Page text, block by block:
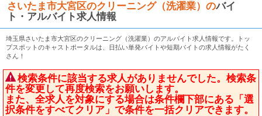
さいたま市大宮区のクリーニング（洗濯業）のバイ
ト・アルバイト求人情報
埼玉県さいたま市大宮区のクリーニング（洗濯業）のアルバイト求人情報です。トッ
プスポットのキャストポータルは、日払い単発バイトや短期バイトの求人情報がたく
さん！
検索条件に該当する求人がありませんでした。検索条
件を変更して再度検索をお願いします。
また、全求人を対象にする場合は条件欄下部にある「選
択条件をすべてクリア」で条件を一括クリアできます。